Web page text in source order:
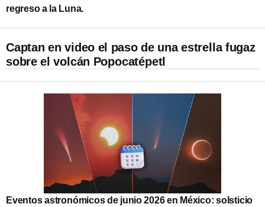
regreso a la Luna.
Captan en video el paso de una estrella fugaz
sobre el volcán Popocatépetl
Eventos astronómicos de junio 2026 en México: solsticio